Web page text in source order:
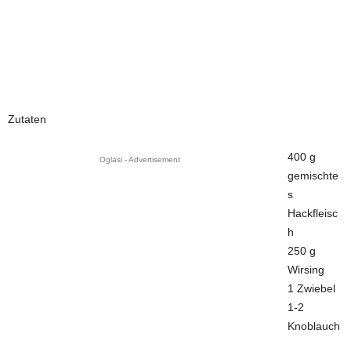
Zutaten
Oglasi - Advertisement
400 g
gemischte
s
Hackfleisc
h
250 g
Wirsing
1 Zwiebel
1-2
Knoblauch